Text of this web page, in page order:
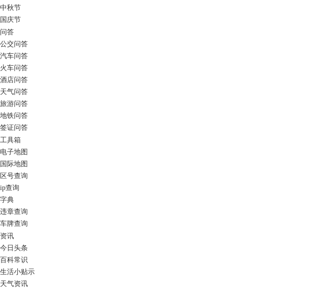
中秋节
国庆节
问答
公交问答
汽车问答
火车问答
酒店问答
天气问答
旅游问答
地铁问答
签证问答
工具箱
电子地图
国际地图
区号查询
ip查询
字典
违章查询
车牌查询
资讯
今日头条
百科常识
生活小贴示
天气资讯